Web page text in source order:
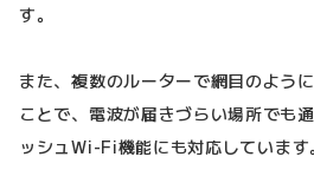
す。
また、複数のルーターで網目のよう
ことで、電波が届きづらい場所でも
ッシュWi-Fi機能にも対応しています。